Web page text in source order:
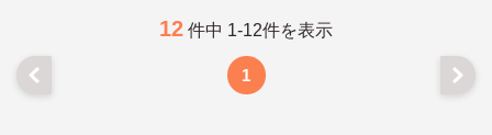
12 件中 1-12件を表示
1